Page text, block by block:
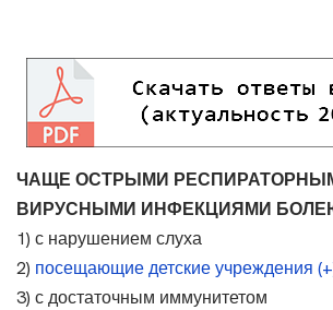
ЧАЩЕ ОСТРЫМИ
ВИРУСНЫМИ ИНФЕКЦИЯМИ
1) с нарушением слуха
2) посещающие детские учреждения
3) с достаточным иммунитетом